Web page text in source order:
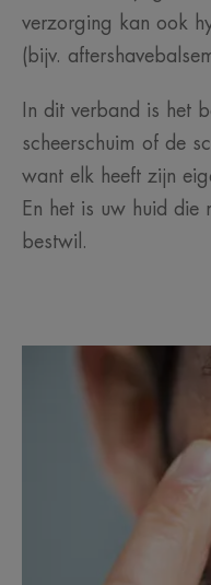
verzorging kan ook
(bijv.
In dit verband is het
scheerschuim of de
want elk heeft zijn
En het is uw huid die
bestwil.